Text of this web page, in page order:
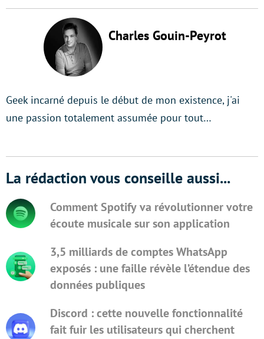
Charles Gouin-Peyrot
Geek incarné depuis le début de mon existence, j'ai
une passion totalement assumée pour tout…
La rédaction vous conseille aussi...
Comment Spotify va révolutionner votre
écoute musicale sur son application
3,5 milliards de comptes WhatsApp
exposés : une faille révèle l’étendue des
données publiques
Discord : cette nouvelle fonctionnalité
fait fuir les utilisateurs qui cherchent